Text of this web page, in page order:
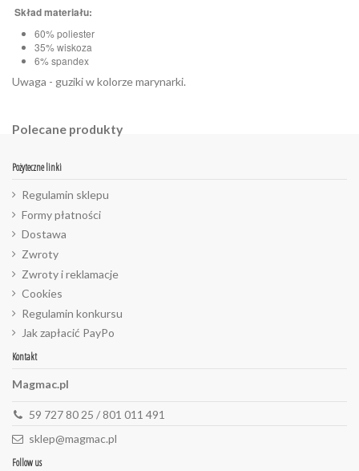
Skład materiału:
60% poliester
35% wiskoza
6% spandex
Uwaga - guziki w kolorze marynarki.
Polecane produkty
Pożyteczne linki
Regulamin sklepu
Formy płatności
Dostawa
Zwroty
Zwroty i reklamacje
Cookies
Regulamin konkursu
Jak zapłacić PayPo
Kontakt
Magmac.pl
59 727 80 25 / 801 011 491
sklep@magmac.pl
Follow us